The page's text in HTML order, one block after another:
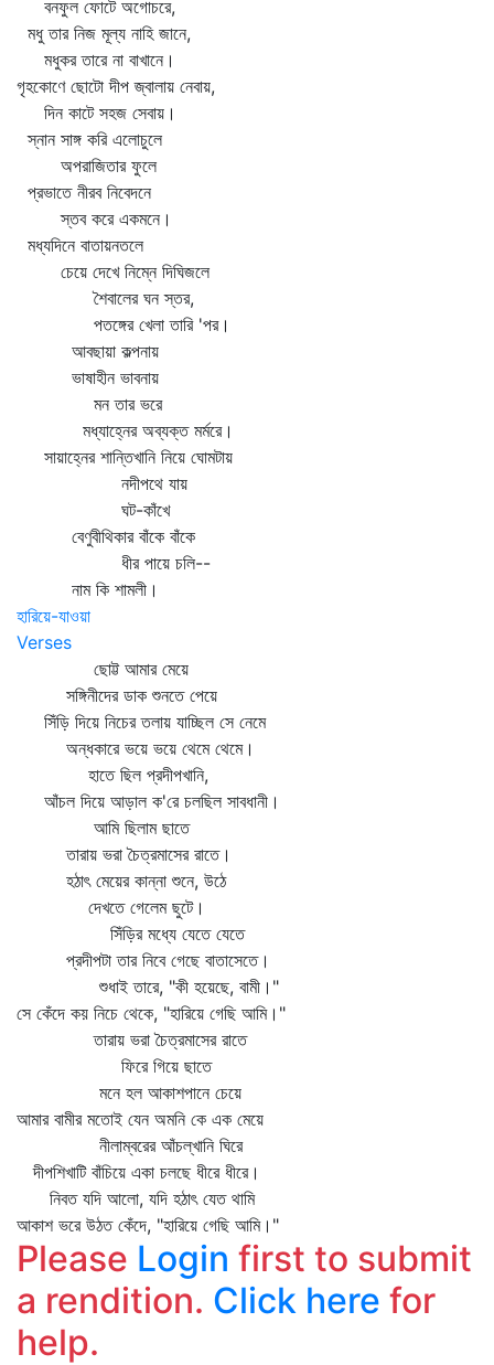
বনফুল ফোটে অগোচরে,
মধু তার নিজ মূল্য নাহি জানে,
মধুকর তারে না বাখানে।
গৃহকোণে ছোটো দীপ জ্বালায় নেবায়,
দিন কাটে সহজ সেবায়।
স্নান সাঙ্গ করি এলোচুলে
অপরাজিতার ফুলে
প্রভাতে নীরব নিবেদনে
স্তব করে একমনে।
মধ্যদিনে বাতায়নতলে
চেয়ে দেখে নিম্নে দিঘিজলে
শৈবালের ঘন স্তর,
পতঙ্গের খেলা তারি 'পর।
আবছায়া কল্পনায়
ভাষাহীন ভাবনায়
মন তার ভরে
মধ্যাহ্নের অব্যক্ত মর্মরে।
সায়াহ্নের শান্তিখানি নিয়ে ঘোমটায়
নদীপথে যায়
ঘট-কাঁখে
বেণুবীথিকার বাঁকে বাঁকে
ধীর পায়ে চলি--
নাম কি শামলী।
হারিয়ে-যাওয়া
Verses
ছোট্ট আমার মেয়ে
সঙ্গিনীদের ডাক শুনতে পেয়ে
সিঁড়ি দিয়ে নিচের তলায় যাচ্ছিল সে নেমে
অন্ধকারে ভয়ে ভয়ে থেমে থেমে।
হাতে ছিল প্রদীপখানি,
আঁচল দিয়ে আড়াল ক'রে চলছিল সাবধানী।
আমি ছিলাম ছাতে
তারায় ভরা চৈত্রমাসের রাতে।
হঠাৎ মেয়ের কান্না শুনে, উঠে
দেখতে গেলেম ছুটে।
সিঁড়ির মধ্যে যেতে যেতে
প্রদীপটা তার নিবে গেছে বাতাসেতে।
শুধাই তারে, "কী হয়েছে, বামী।"
সে কেঁদে কয় নিচে থেকে, "হারিয়ে গেছি আমি।"
তারায় ভরা চৈত্রমাসের রাতে
ফিরে গিয়ে ছাতে
মনে হল আকাশপানে চেয়ে
আমার বামীর মতোই যেন অমনি কে এক মেয়ে
নীলাম্বরের আঁচল্‌খানি ঘিরে
দীপশিখাটি বাঁচিয়ে একা চলছে ধীরে ধীরে।
নিবত যদি আলো, যদি হঠাৎ যেত থামি
আকাশ ভরে উঠত কেঁদে, "হারিয়ে গেছি আমি।"
Please Login first to submit
a rendition. Click here for
help.